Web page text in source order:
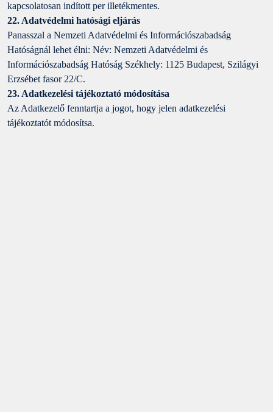
kapcsolatosan indított per illetékmentes.
22. Adatvédelmi hatósági eljárás
Panasszal a Nemzeti Adatvédelmi és Információszabadság
Hatóságnál lehet élni: Név: Nemzeti Adatvédelmi és
Információszabadság Hatóság Székhely: 1125 Budapest, Szilágyi
Erzsébet fasor 22/C.
23. Adatkezelési tájékoztató módosítása
Az Adatkezelő fenntartja a jogot, hogy jelen adatkezelési
tájékoztatót módosítsa.